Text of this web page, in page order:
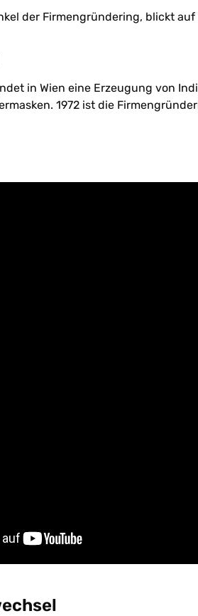
der Firmengründering, blickt
in Wien eine Erzeugung von
1972 ist die